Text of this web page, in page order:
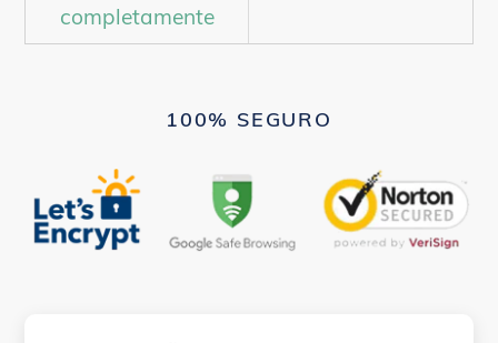
completamente
100% SEGURO